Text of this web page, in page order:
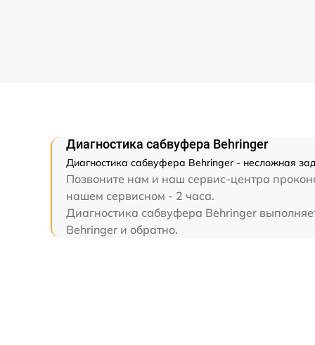
Диагностика сабвуфера Behringer
Диагностика сабвуфера Behringer - несложная
Позвоните нам и наш сервис-центра
нашем сервисном - 2 часа.
Диагностика сабвуфера Behringer
Behringer и обратно.